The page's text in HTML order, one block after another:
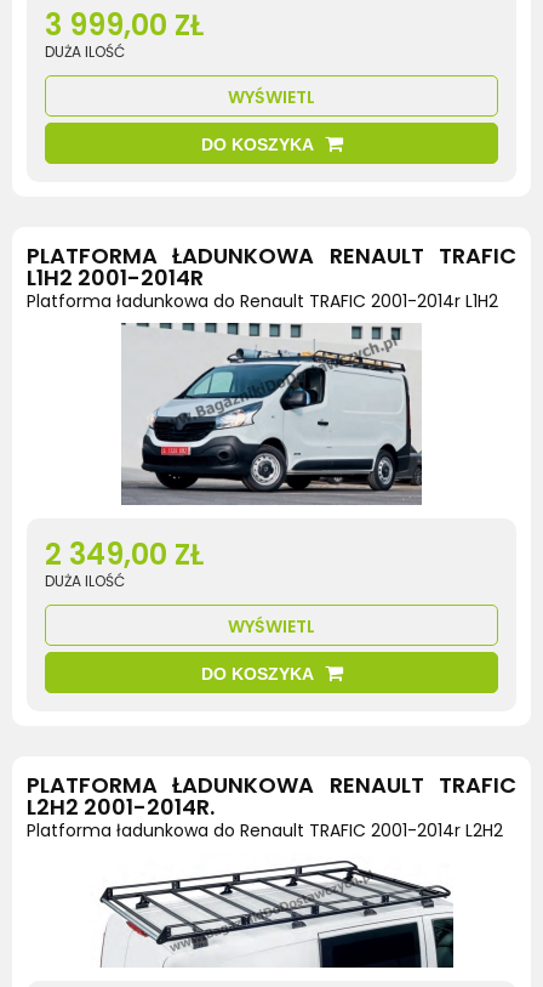
3 999,00 ZŁ
DUŻA ILOŚĆ
WYŚWIETL
DO KOSZYKA
PLATFORMA ŁADUNKOWA RENAULT TRAFIC
L1H2 2001-2014R
Platforma ładunkowa do Renault TRAFIC 2001-2014r L1H2
2 349,00 ZŁ
DUŻA ILOŚĆ
WYŚWIETL
DO KOSZYKA
PLATFORMA ŁADUNKOWA RENAULT TRAFIC
L2H2 2001-2014R.
Platforma ładunkowa do Renault TRAFIC 2001-2014r L2H2